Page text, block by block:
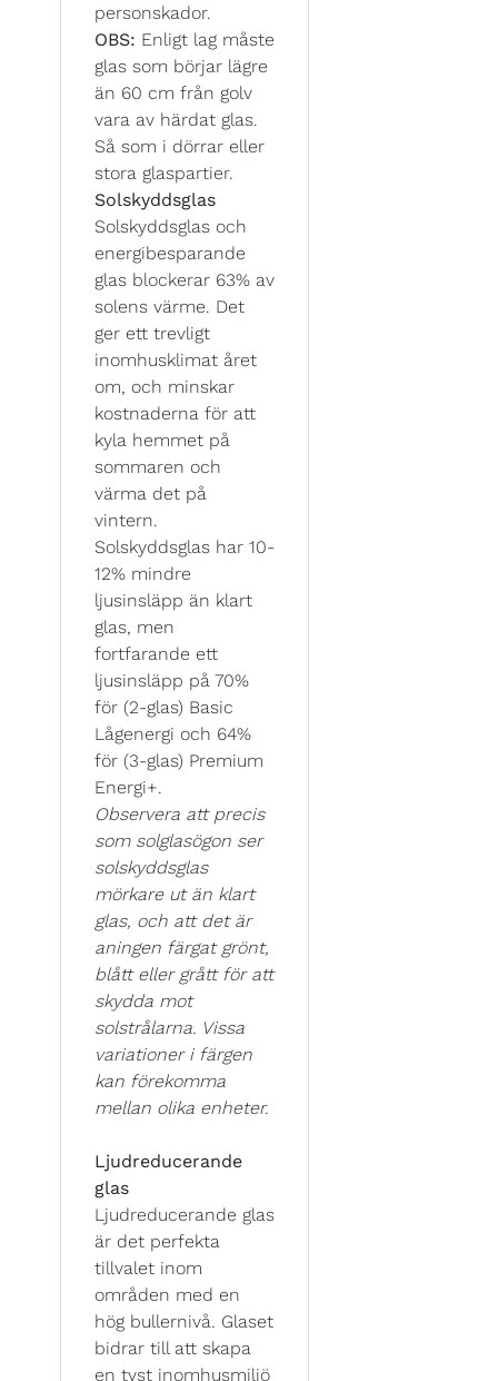
personskador.
OBS: Enligt lag måste
glas som börjar lägre
än 60 cm från golv
vara av härdat glas.
Så som i dörrar eller
stora glaspartier.
Solskyddsglas
Solskyddsglas och
energibesparande
glas blockerar 63% av
solens värme. Det
ger ett trevligt
inomhusklimat året
om, och minskar
kostnaderna för att
kyla hemmet på
sommaren och
värma det på
vintern.
Solskyddsglas har 10-
12% mindre
ljusinsläpp än klart
glas, men
fortfarande ett
ljusinsläpp på 70%
för (2-glas) Basic
Lågenergi och 64%
för (3-glas) Premium
Energi+.
Observera att precis
som solglasögon ser
solskyddsglas
mörkare ut än klart
glas, och att det är
aningen färgat grönt,
blått eller grått för att
skydda mot
solstrålarna. Vissa
variationer i färgen
kan förekomma
mellan olika enheter.
Ljudreducerande
glas
Ljudreducerande glas
är det perfekta
tillvalet inom
områden med en
hög bullernivå. Glaset
bidrar till att skapa
en tyst inomhusmiljö